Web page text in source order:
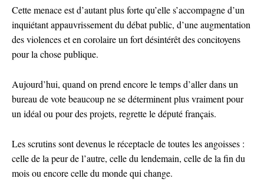
Cette menace est d’autant plus forte qu’elle s’accompagne d’un
inquiétant appauvrissement du débat public, d’une augmentation
des violences et en corolaire un fort désintérêt des concitoyens
pour la chose publique.
Aujourd’hui, quand on prend encore le temps d’aller dans un
bureau de vote beaucoup ne se déterminent plus vraiment pour
un idéal ou pour des projets, regrette le député français.
Les scrutins sont devenus le réceptacle de toutes les angoisses :
celle de la peur de l’autre, celle du lendemain, celle de la fin du
mois ou encore celle du monde qui change.